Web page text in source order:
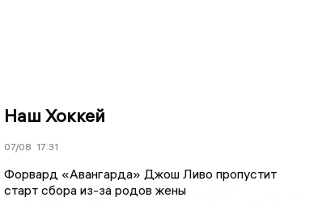
Наш Хоккей
07/08 17:31
Форвард «Авангарда» Джош Ливо пропустит
старт сбора из-за родов жены